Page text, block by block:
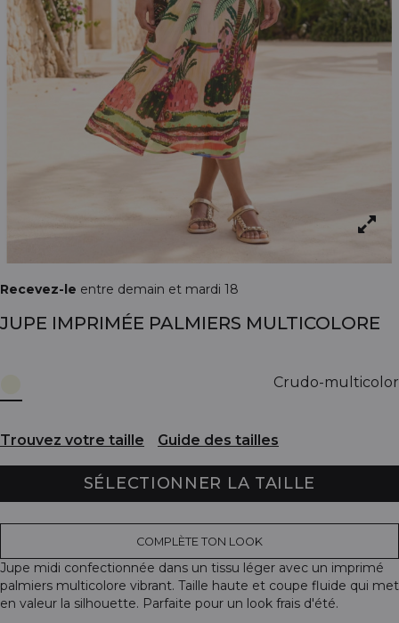
Recevez-le entre demain et mardi 18
JUPE IMPRIMÉE PALMIERS MULTICOLORE
Crudo-multicolor
Trouvez votre taille Guide des tailles
SÉLECTIONNER LA TAILLE
COMPLÈTE TON LOOK
Jupe midi confectionnée dans un tissu léger avec un imprimé
palmiers multicolore vibrant. Taille haute et coupe fluide qui met
en valeur la silhouette. Parfaite pour un look frais d'été.